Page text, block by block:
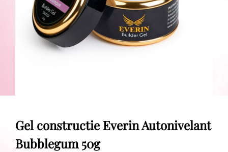
Gel constructie Everin Autonivelant
Bubblegum 50g